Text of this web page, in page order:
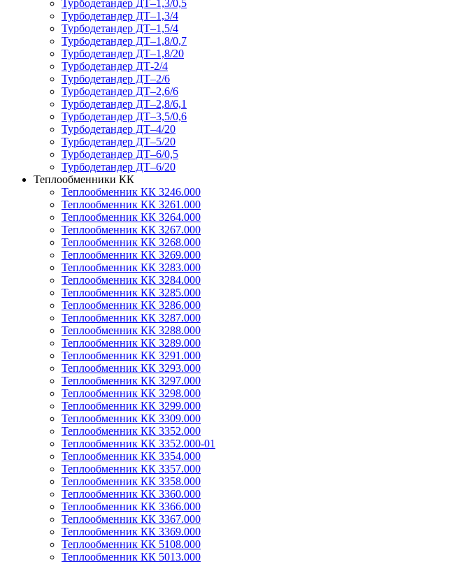
Турбодетандер ДТ–1,3/0,5
Турбодетандер ДТ–1,3/4
Турбодетандер ДТ–1,5/4
Турбодетандер ДТ–1,8/0,7
Турбодетандер ДТ–1,8/20
Турбодетандер ДТ-2/4
Турбодетандер ДТ–2/6
Турбодетандер ДТ–2,6/6
Турбодетандер ДТ–2,8/6,1
Турбодетандер ДТ–3,5/0,6
Турбодетандер ДТ–4/20
Турбодетандер ДТ–5/20
Турбодетандер ДТ–6/0,5
Турбодетандер ДТ–6/20
Теплообменники КК
Теплообменник КК 3246.000
Теплообменник КК 3261.000
Теплообменник КК 3264.000
Теплообменник КК 3267.000
Теплообменник КК 3268.000
Теплообменник КК 3269.000
Теплообменник КК 3283.000
Теплообменник КК 3284.000
Теплообменник КК 3285.000
Теплообменник КК 3286.000
Теплообменник КК 3287.000
Теплообменник КК 3288.000
Теплообменник КК 3289.000
Теплообменник КК 3291.000
Теплообменник КК 3293.000
Теплообменник КК 3297.000
Теплообменник КК 3298.000
Теплообменник КК 3299.000
Теплообменник КК 3309.000
Теплообменник КК 3352.000
Теплообменник КК 3352.000-01
Теплообменник КК 3354.000
Теплообменник КК 3357.000
Теплообменник КК 3358.000
Теплообменник КК 3360.000
Теплообменник КК 3366.000
Теплообменник КК 3367.000
Теплообменник КК 3369.000
Теплообменник КК 5108.000
Теплообменник КК 5013.000